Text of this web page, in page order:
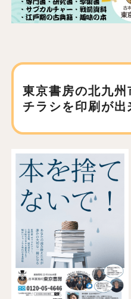
東京書房の北九
チラシを印刷が出